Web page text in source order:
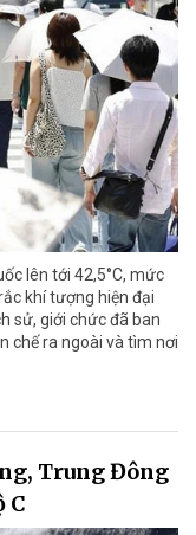
lên tới 42,5°C, mức
khí tượng hiện đại
sử, giới chức đã ban
chế ra ngoài và tìm nơi
Trung Đông
C